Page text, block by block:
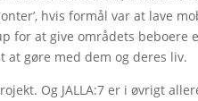
hvis formål var at lave
for at give områdets beboere
at gøre med dem og deres liv.
Og JALLA:7 er i øvrigt